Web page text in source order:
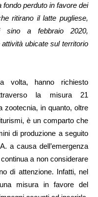
fondo perduto in favore dei
ritirano il latte pugliese,
sino a febbraio 2020,
ubicate sul territorio
volta, hanno richiesto
la misura 21
zootecnia, in quanto, oltre
è un comparto che
di produzione a seguito
a causa dell’emergenza
a non considerare
di attenzione. Infatti, nel
misura in favore del